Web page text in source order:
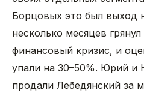
Борцовых это был выход
несколько месяцев
финансовый кризис, и
упали на 30–50%. Юрий и
продали Лебедянский за